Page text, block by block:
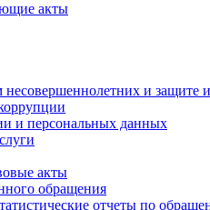
акты
и защите
и персональных данных
акты
обращения
отчеты по